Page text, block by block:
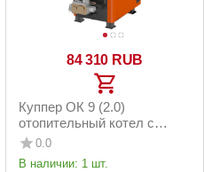
84 310 RUB
Куппер ОК 9 (2.0)
отопительный котел с
газовой горелкой АГГ-13К
0.0
В наличии: 1 шт.